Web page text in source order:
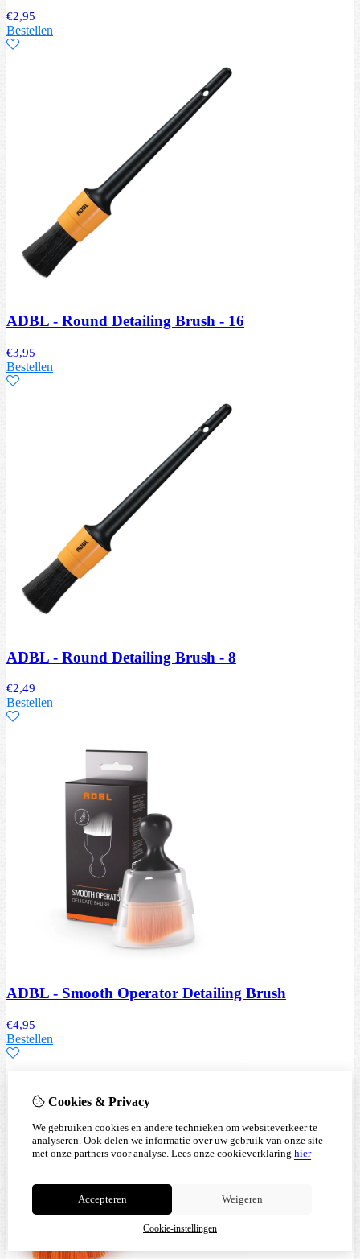
€2,95
Bestellen
ADBL - Round Detailing Brush - 16
€3,95
Bestellen
ADBL - Round Detailing Brush - 8
€2,49
Bestellen
ADBL - Smooth Operator Detailing Brush
€4,95
Bestellen
Cookies & Privacy
We gebruiken cookies en andere technieken om websiteverkeer te
analyseren. Ook delen we informatie over uw gebruik van onze site
met onze partners voor analyse. Lees onze cookieverklaring hier
Accepteren Weigeren
Cookie-instellingen